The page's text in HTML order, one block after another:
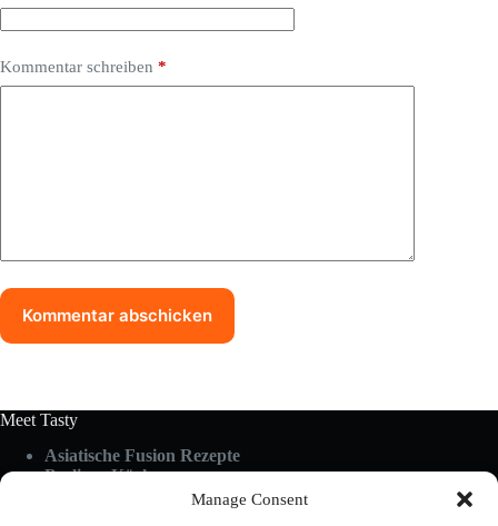
Manage Consent
Kommentar schreiben *
Kommentar abschicken
Meet Tasty
Asiatische Fusion Rezepte
Berliner Küche